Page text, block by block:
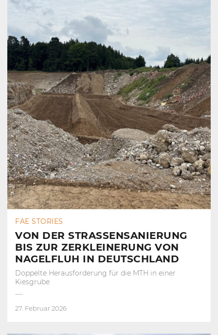
FAE STORIES
VON DER STRASSENSANIERUNG
BIS ZUR ZERKLEINERUNG VON
NAGELFLUH IN DEUTSCHLAND
Doppelte Herausforderung für die MTH in einer
Kiesgrube
27. Februar 2026